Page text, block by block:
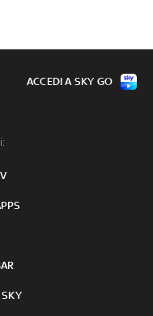
SKY
ACCEDI A SKY GO